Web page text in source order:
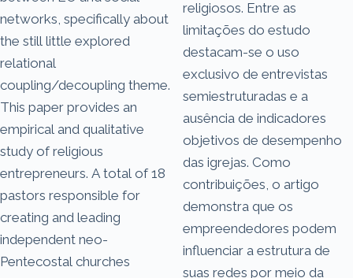
networks, specifically about
the still little explored
relational
coupling/decoupling theme.
This paper provides an
empirical and qualitative
study of religious
entrepreneurs. A total of 18
pastors responsible for
creating and leading
independent neo-
Pentecostal churches
religiosos. Entre as
limitações do estudo
destacam-se o uso
exclusivo de entrevistas
semiestruturadas e a
ausência de indicadores
objetivos de desempenho
das igrejas. Como
contribuições, o artigo
demonstra que os
empreendedores podem
influenciar a estrutura de
suas redes por meio da